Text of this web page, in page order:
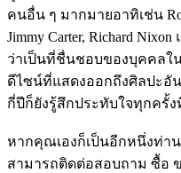
คนอื่น ๆ มากมายอาทิเช่น
Jimmy Carter, Richard
ว่าเป็นที่ชื่นชอบของบุคคลใ
ดีไซน์ที่แสดงออกถึงศิลปะอั
กี่ปีก็ยังรู้สึกประทับใจทุกครั้ง
หากคุณเองก็เป็นอีกหนึ่งท่า
สามารถติดต่อสอบถาม ซื้อ